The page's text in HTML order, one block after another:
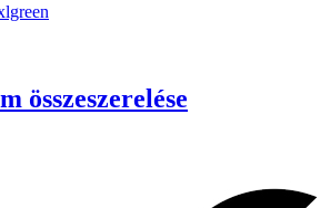
összeszerelése